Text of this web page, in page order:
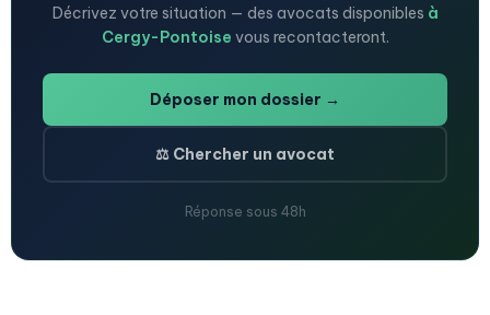
Décrivez votre situation — des avocats disponibles à
Cergy-Pontoise vous recontacteront.
Déposer mon dossier →
⚖️ Chercher un avocat
Réponse sous 48h